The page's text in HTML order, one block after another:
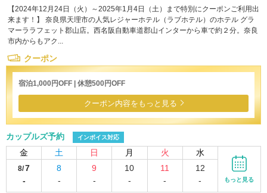
【2024年12月24日（火）～2025年1月4日（土）まで特別にクーポンご利用出
来ます！】 奈良県天理市の人気レジャーホテル（ラブホテル）のホテル グラ
マーララフェット郡山店。西名阪自動車道郡山インターから車で約２分。奈良
市内からもアク...
クーポン
宿泊1,000円OFF | 休憩500円OFF
クーポン内容をもっと見る
カップルズ予約 インボイス対応
金 土 日 月 火 水
8/7
-
8
-
9
-
10
-
11
-
12
-
もっと見る